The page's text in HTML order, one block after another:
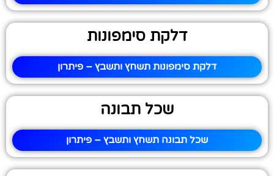
דלקת סימפונות
דלקת סימפונות תשחץ ותשבץ – פיתרון
שכל תבונה
שכל תבונה תשחץ ותשבץ – פיתרון